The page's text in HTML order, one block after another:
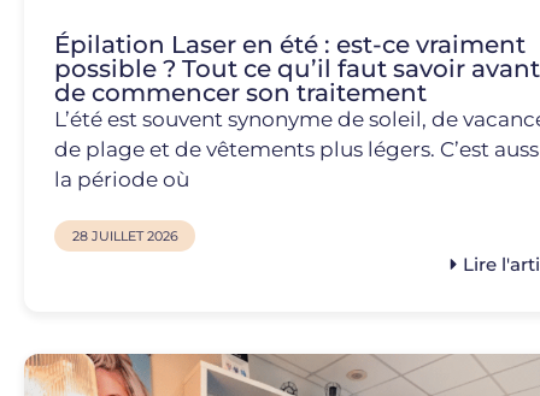
Épilation Laser en été : est-ce vraiment
possible ? Tout ce qu’il faut savoir avant
de commencer son traitement
L’été est souvent synonyme de soleil, de
de plage et de vêtements plus légers. C’est
la période où
28 JUILLET 2026
Lire